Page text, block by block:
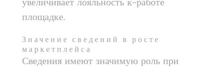
площадке.
Значение сведений в росте
маркетплейса
Сведения имеют значимую роль при